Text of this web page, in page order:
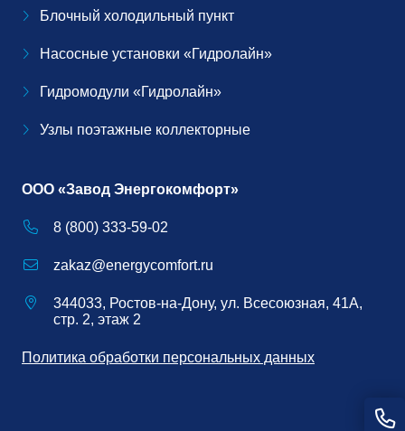
Блочный холодильный пункт
Насосные установки «Гидролайн»
Гидромодули «Гидролайн»
Узлы поэтажные коллекторные
ООО «Завод Энергокомфорт»
8 (800) 333-59-02
zakaz@energycomfort.ru
344033, Ростов-на-Дону, ул. Всесоюзная, 41А,
стр. 2, этаж 2
Политика обработки персональных данных